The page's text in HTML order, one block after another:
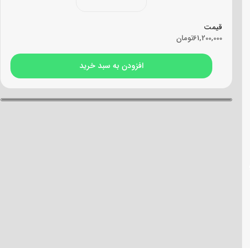
قیمت
تومان61,200,000
افزودن به سبد خرید